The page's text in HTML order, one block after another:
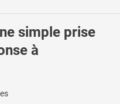
simple prise
à